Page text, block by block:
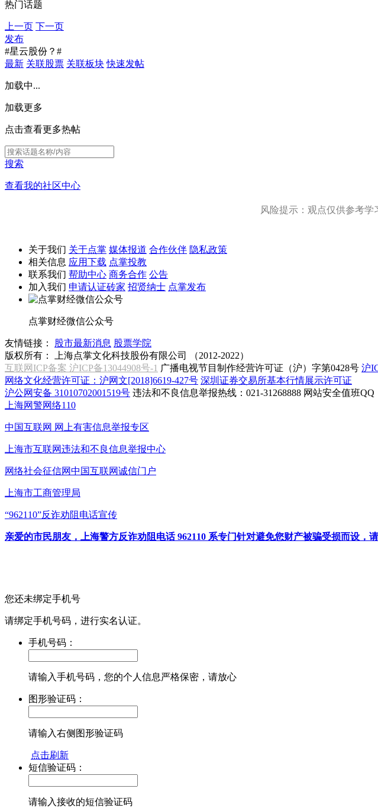
热门话题
上一页 下一页
发布
#星云股份？#
最新 关联股票 关联板块 快速发帖
加载中...
加载更多
点击查看更多热帖
搜索
查看我的社区中心
风险提示：观点仅供参考学
关于我们 关于点掌 媒体报道 合作伙伴 隐私政策
相关信息 应用下载 点掌投教
联系我们 帮助中心 商务合作 公告
加入我们 申请认证砖家 招贤纳士 点掌发布
点掌财经微信公众号
友情链接： 股市最新消息 股票学院
版权所有：
上海点掌文化科技股份有限公司 （2012-2022）
互联网ICP备案 沪ICP备13044908号-1 广播电视节目制作经营许可证（沪）字第0428号 沪
网络文化经营许可证：沪网文[2018]6619-427号 深圳证券交易所基本行情展示许可证
沪公网安备 31010702001519号 违法和不良信息举报热线：021-31268888 网站安全值班QQ
上海网警网络110
中国互联网 网上有害信息举报专区
上海市互联网违法和不良信息举报中心
网络社会征信网中国互联网诚信门户
上海市工商管理局
“962110”反诈劝阻电话宣传
亲爱的市民朋友，上海警方反诈劝阻电话 962110 系专门针对避免您财产被骗受损而设，
您还未绑定手机号
请绑定手机号码，进行实名认证。
手机号码：
请输入手机号码，您的个人信息严格保密，请放心
图形验证码：
请输入右侧图形验证码
点击刷新
短信验证码：
请输入接收的短信验证码